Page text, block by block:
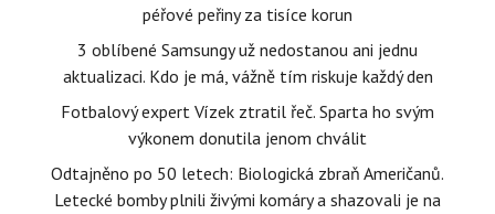
péřové peřiny za tisíce korun
3 oblíbené Samsungy už nedostanou ani jednu
aktualizaci. Kdo je má, vážně tím riskuje každý den
Fotbalový expert Vízek ztratil řeč. Sparta ho svým
výkonem donutila jenom chválit
Odtajněno po 50 letech: Biologická zbraň Američanů.
Letecké bomby plnili živými komáry a shazovali je na